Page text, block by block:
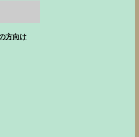
方向け